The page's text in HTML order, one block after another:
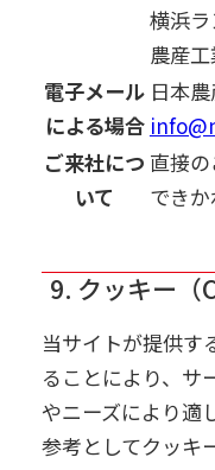
横浜
農産
電子メール
による場合
日本
ご来社につ
いて
直接
できか
9. クッキー（
当サイトが提供す
ることにより、サ
やニーズにより適
参考としてクッキ